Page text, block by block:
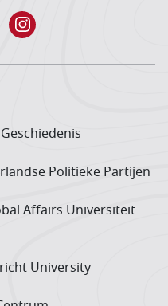
Politieke Partijen
Affairs Universiteit
University